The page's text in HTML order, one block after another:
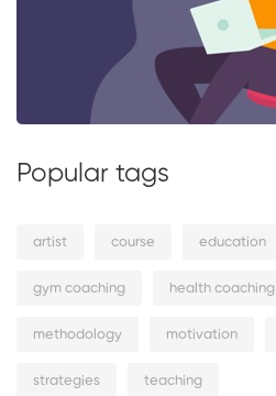
Popular tags
artist course education
gym coaching health coaching
methodology motivation
strategies teaching